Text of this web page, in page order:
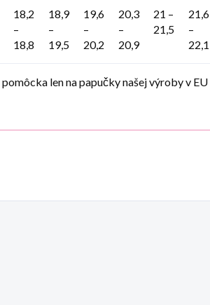
18,2
–
18,8
18,9
–
19,5
19,6
–
20,2
20,3
–
20,9
21 –
21,5
21,6
–
22,1
len na papučky našej výroby v EU